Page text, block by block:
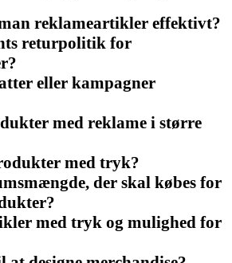
reklameartikler effektivt?
returpolitik for
eller kampagner
med reklame i større
med tryk?
der skal købes for
med tryk og mulighed for